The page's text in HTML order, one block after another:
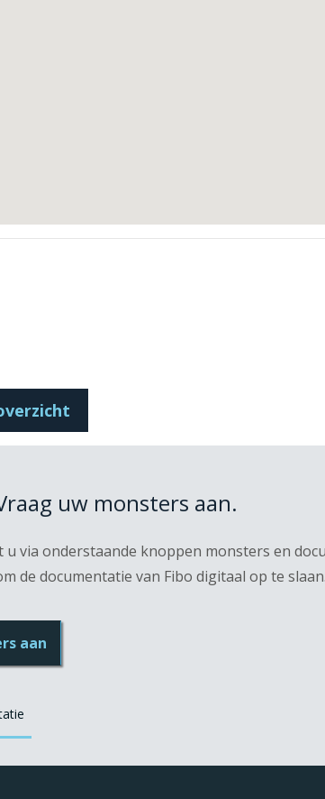
uw monsters aan.
via onderstaande knoppen monsters en
de documentatie van Fibo digitaal op te slaan.
aan